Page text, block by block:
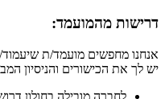
דרישות מהמועמד:
אנחנו מחפשים מועמד/ת
יש לך את הכישורים והניסיון
לחברה מובילה בחולון